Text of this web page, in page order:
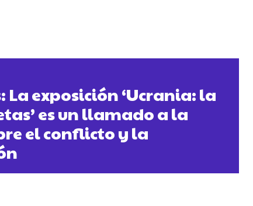
La exposición ‘Ucrania: la
es un llamado a la
el conflicto y la